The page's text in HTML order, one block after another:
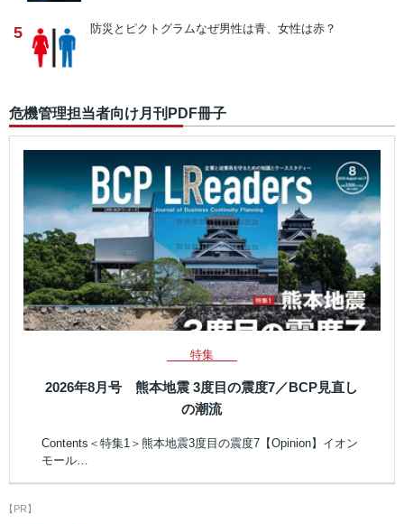
5 防災とピクトグラムなぜ男性は青、女性は赤？
危機管理担当者向け月刊PDF冊子
特集
2026年8月号 熊本地震 3度目の震度7／BCP見直し
の潮流
Contents＜特集1＞熊本地震3度目の震度7【Opinion】イオン
モール…
【PR】